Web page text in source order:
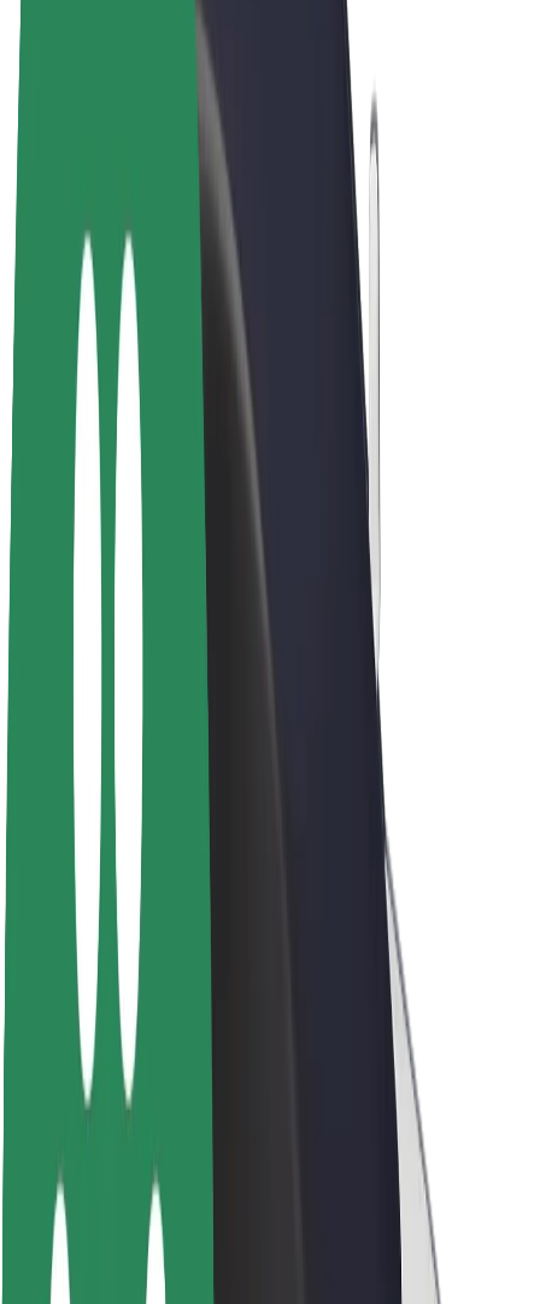
Bolt for Business
Bolt Plus
Vydělávejte s Boltem
Řidiči
Výdělky řidiče
Kurýři
Výdělky kurýra
Flotily
Udržitelnost podle Boltu
Projekt Zero
Tiskové centrum
Pokyny ke značce
Naše poslání
Vztahy s investory
Vedení
Značka
Městský fond
Bezpečnost
Bezpečnost cestujících